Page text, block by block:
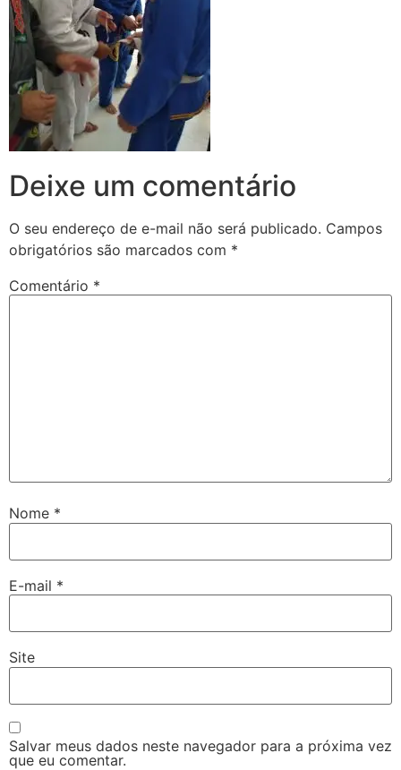
Deixe um comentário
O seu endereço de e-mail não será publicado. Campos
obrigatórios são marcados com *
Comentário *
Nome *
E-mail *
Site
Salvar meus dados neste navegador para a próxima vez
que eu comentar.